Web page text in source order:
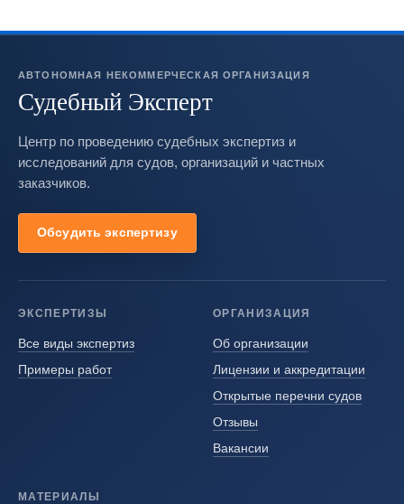
АВТОНОМНАЯ НЕКОММЕРЧЕСКАЯ ОРГАНИЗАЦИЯ
Судебный Эксперт
Центр по проведению судебных экспертиз и
исследований для судов, организаций и частных
заказчиков.
Обсудить экспертизу
ЭКСПЕРТИЗЫ
Все виды экспертиз
Примеры работ
ОРГАНИЗАЦИЯ
Об организации
Лицензии и аккредитации
Открытые перечни судов
Отзывы
Вакансии
МАТЕРИАЛЫ